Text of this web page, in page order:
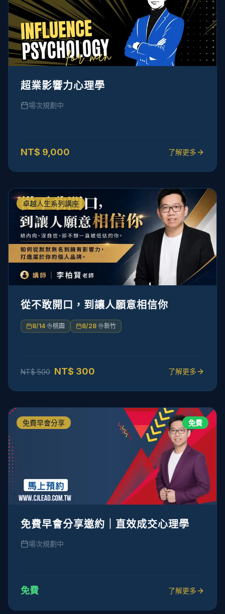
超業影響力心理學
場次規劃中
NT$ 9,000 了解更多
卓越人生系列講座
從不敢開口，到讓人願意相信你
8/14· 桃園 8/28· 新竹
NT$500 NT$ 300 了解更多
免費早會分享 免費
免費早會分享邀約｜直效成交心理學
場次規劃中
免費 了解更多